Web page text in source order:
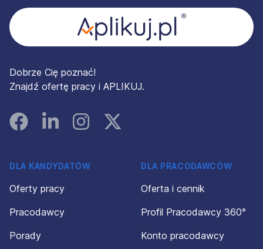
Dobrze Cię poznać!
Znajdź ofertę pracy i APLIKUJ.
FacebookLinked InInstagramInstagram
DLA KANDYDATÓW
Oferty pracy
Pracodawcy
Porady
DLA PRACODAWCÓW
Oferta i cennik
Profil Pracodawcy 360°
Konto pracodawcy